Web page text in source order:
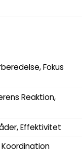
Fokus
Reaktion,
Effektivitet
Koordination